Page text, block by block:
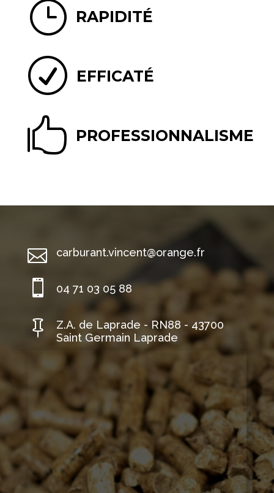
} RAPIDITÉ
R EFFICATÉ
 PROFESSIONNALISME
 carburant.vincent@orange.fr
 04 71 03 05 88

Z.A. de Laprade - RN88 - 43700
Saint Germain Laprade